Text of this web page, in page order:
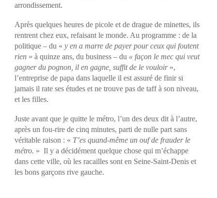
arrondissement.
Après quelques heures de picole et de drague de minettes, ils
rentrent chez eux, refaisant le monde. Au programme : de la
politique – du « y en a marre de payer pour ceux qui foutent
rien » à quinze ans, du business – du « façon le mec qui veut
gagner du pognon, il en gagne, suffit de le vouloir»,
l’entreprise de papa dans laquelle il est assuré de finir si
jamais il rate ses études et ne trouve pas de taff à son niveau,
et les filles.
Juste avant que je quitte le métro, l’un des deux dit à l’autre,
après un fou-rire de cinq minutes, parti de nulle part sans
véritable raison : « T’es quand-même un ouf de frauder le
métro. » Il y a décidément quelque chose qui m’échappe
dans cette ville, où les racailles sont en Seine-Saint-Denis et
les bons garçons rive gauche.